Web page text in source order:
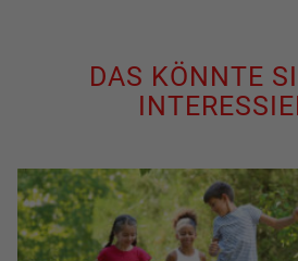
DAS KÖNNTE